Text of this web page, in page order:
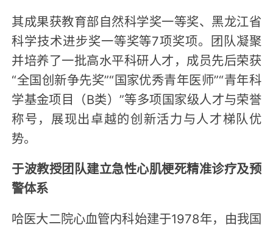
其成果获教育部自然科学奖一等奖、黑龙江省
科学技术进步奖一等奖等7项奖项。团队凝聚
并培养了一批高水平科研人才，成员先后荣获
“全国创新争先奖”“国家优秀青年医师”“青年科
学基金项目（B类）”等多项国家级人才与荣誉
称号，展现出卓越的创新活力与人才梯队优
势。
于波教授团队建立急性心肌梗死精准诊疗及预
警体系
哈医大二院心血管内科始建于1978年，由我国